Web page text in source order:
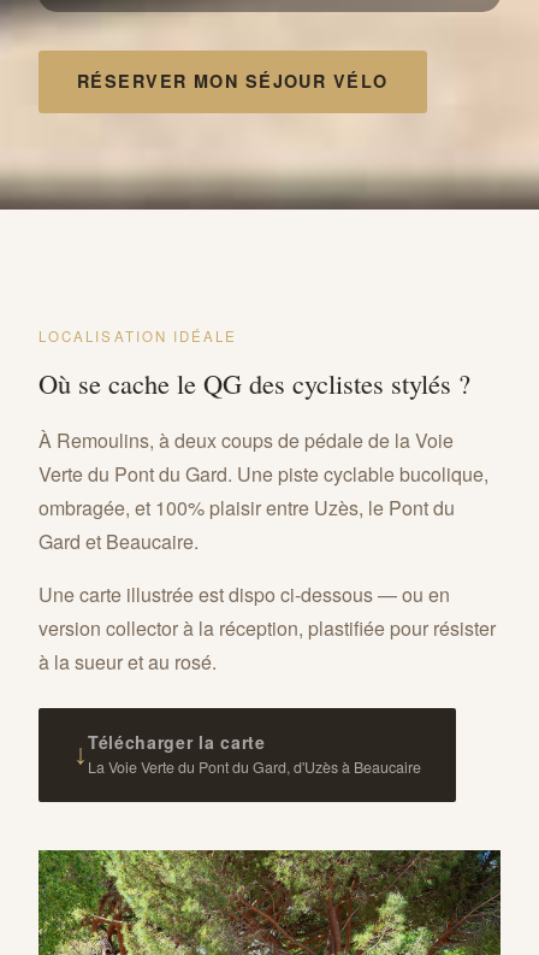
RÉSERVER MON SÉJOUR VÉLO
LOCALISATION IDÉALE
Où se cache le QG des cyclistes stylés ?
À Remoulins, à deux coups de pédale de la Voie
Verte du Pont du Gard. Une piste cyclable bucolique,
ombragée, et 100% plaisir entre Uzès, le Pont du
Gard et Beaucaire.
Une carte illustrée est dispo ci-dessous — ou en
version collector à la réception, plastifiée pour résister
à la sueur et au rosé.
↓Télécharger la carte
La Voie Verte du Pont du Gard, d'Uzès à Beaucaire